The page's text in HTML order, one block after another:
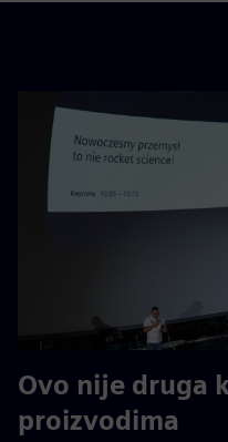
Ovo nije druga
proizvodima